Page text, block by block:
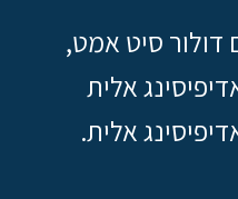
דולור סיט אמט,
אלית
אלית.